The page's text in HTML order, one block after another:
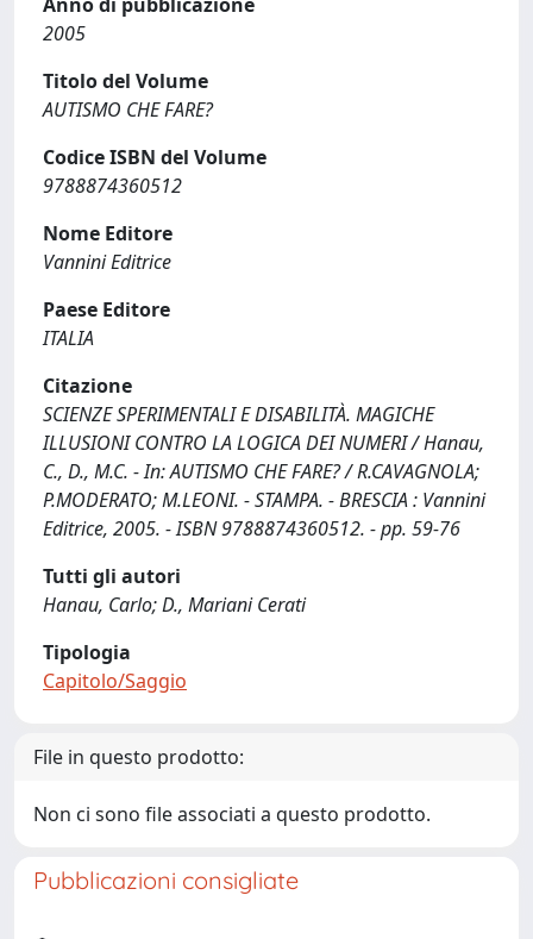
2005
Titolo del Volume
AUTISMO CHE FARE?
Codice ISBN del Volume
9788874360512
Nome Editore
Vannini Editrice
Paese Editore
ITALIA
Citazione
SCIENZE SPERIMENTALI E DISABILITÀ. MAGICHE
ILLUSIONI CONTRO LA LOGICA DEI NUMERI / Hanau,
C., D., M.C. - In: AUTISMO CHE FARE? / R.CAVAGNOLA;
P.MODERATO; M.LEONI. - STAMPA. - BRESCIA : Vannini
Editrice, 2005. - ISBN 9788874360512. - pp. 59-76
Tutti gli autori
Hanau, Carlo; D., Mariani Cerati
Tipologia
Capitolo/Saggio
File in questo prodotto:
Non ci sono file associati a questo prodotto.
Pubblicazioni consigliate